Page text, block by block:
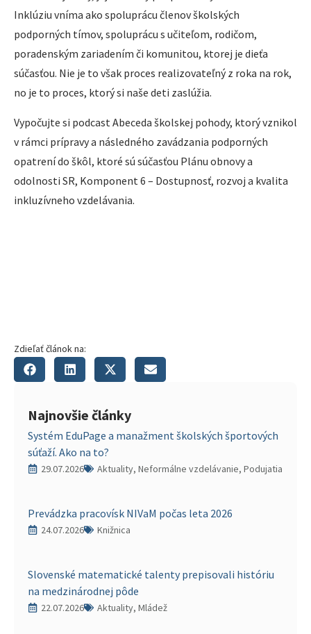
Inklúziu vníma ako spoluprácu členov školských
podporných tímov, spoluprácu s učiteľom, rodičom,
poradenským zariadením či komunitou, ktorej je dieťa
súčasťou. Nie je to však proces realizovateľný z roka na rok,
no je to proces, ktorý si naše deti zaslúžia.
Vypočujte si podcast Abeceda školskej pohody, ktorý vznikol
v rámci prípravy a následného zavádzania podporných
opatrení do škôl, ktoré sú súčasťou Plánu obnovy a
odolnosti SR, Komponent 6 – Dostupnosť, rozvoj a kvalita
inkluzívneho vzdelávania.
Zdieľať článok na:
Najnovšie články
Systém EduPage a manažment školských športových
súťaží. Ako na to?
29.07.2026 Aktuality, Neformálne vzdelávanie, Podujatia
Prevádzka pracovísk NIVaM počas leta 2026
24.07.2026 Knižnica
Slovenské matematické talenty prepisovali históriu
na medzinárodnej pôde
22.07.2026 Aktuality, Mládež